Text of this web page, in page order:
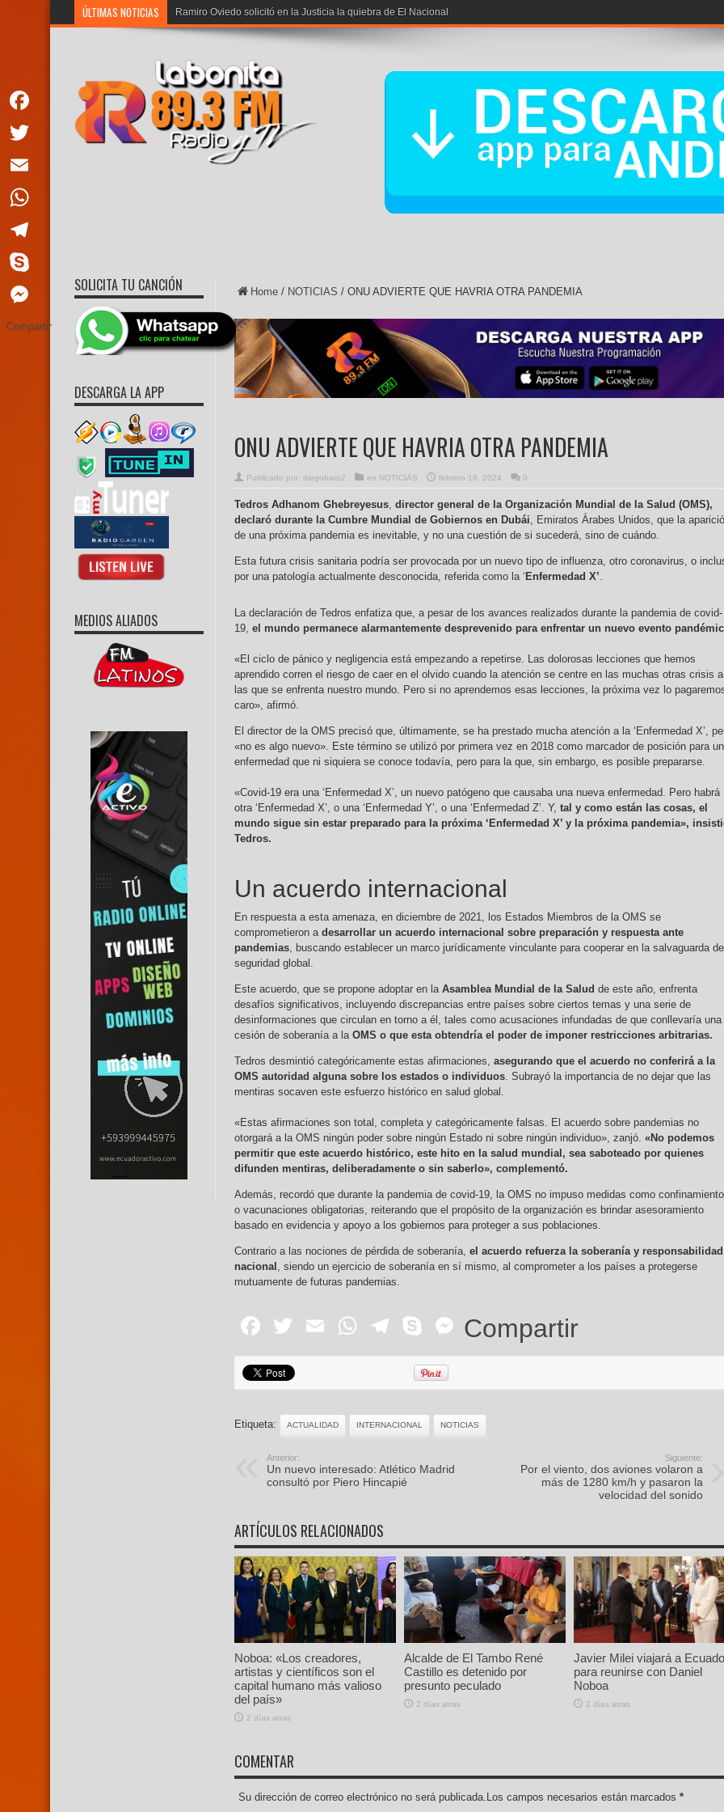
ÚLTIMAS NOTICIAS Ramiro Oviedo solicitó en la Justicia la quiebra de El Nacional
Home / NOTICIAS / ONU ADVIERTE QUE HAVRIA OTRA PANDEMIA
ONU ADVIERTE QUE HAVRIA OTRA PANDEMIA
Publicado por: diegoharo2 en NOTICIAS febrero 16, 2024 0
Tedros Adhanom Ghebreyesus, director general de la Organización Mundial de la Salud (OMS),
declaró durante la Cumbre Mundial de Gobiernos en Dubái, Emiratos Árabes Unidos, que la
de una próxima pandemia es inevitable, y no una cuestión de si sucederá, sino de cuándo.
Esta futura crisis sanitaria podría ser provocada por un nuevo tipo de influenza, otro coronavirus, o
por una patología actualmente desconocida, referida como la ‘ Enfermedad X’.
La declaración de Tedros enfatiza que, a pesar de los avances realizados durante la pandemia de covid-
19, el mundo permanece alarmantemente desprevenido para enfrentar un nuevo evento
«El ciclo de pánico y negligencia está empezando a repetirse. Las dolorosas lecciones que hemos
aprendido corren el riesgo de caer en el olvido cuando la atención se centre en las muchas otras crisis a
las que se enfrenta nuestro mundo. Pero si no aprendemos esas lecciones, la próxima vez lo
caro», afirmó.
El director de la OMS precisó que, últimamente, se ha prestado mucha atención a la ‘Enfermedad X’,
«no es algo nuevo». Este término se utilizó por primera vez en 2018 como marcador de posición para
enfermedad que ni siquiera se conoce todavía, pero para la que, sin embargo, es posible prepararse.
«Covid-19 era una ‘Enfermedad X’, un nuevo patógeno que causaba una nueva enfermedad. Pero habrá
otra ‘Enfermedad X’, o una ‘Enfermedad Y’, o una ‘Enfermedad Z’. Y, tal y como están las cosas, el
mundo sigue sin estar preparado para la próxima ‘Enfermedad X’ y la próxima pandemia»,
Tedros.
Un acuerdo internacional
En respuesta a esta amenaza, en diciembre de 2021, los Estados Miembros de la OMS se
comprometieron a desarrollar un acuerdo internacional sobre preparación y respuesta ante
pandemias, buscando establecer un marco jurídicamente vinculante para cooperar en la salvaguarda
seguridad global.
Este acuerdo, que se propone adoptar en la Asamblea Mundial de la Salud de este año, enfrenta
desafíos significativos, incluyendo discrepancias entre países sobre ciertos temas y una serie de
desinformaciones que circulan en torno a él, tales como acusaciones infundadas de que conllevaría una
cesión de soberanía a laOMS o que esta obtendría el poder de imponer restricciones arbitrarias.
Tedros desmintió categóricamente estas afirmaciones, asegurando que el acuerdo no conferirá a la
OMS autoridad alguna sobre los estados o individuos. Subrayó la importancia de no dejar que las
mentiras socaven este esfuerzo histórico en salud global.
«Estas afirmaciones son total, completa y categóricamente falsas. El acuerdo sobre pandemias no
otorgará a la OMS ningún poder sobre ningún Estado ni sobre ningún individuo», zanjó. «No podemos
permitir que este acuerdo histórico, este hito en la salud mundial, sea saboteado por quienes
difunden mentiras, deliberadamente o sin saberlo», complementó.
Además, recordó que durante la pandemia de covid-19, la OMS no impuso medidas como
o vacunaciones obligatorias, reiterando que el propósito de la organización es brindar asesoramiento
basado en evidencia y apoyo a los gobiernos para proteger a sus poblaciones.
Contrario a las nociones de pérdida de soberanía, el acuerdo refuerza la soberanía y responsabilidad
nacional , siendo un ejercicio de soberanía en sí mismo, al comprometer a los países a protegerse
mutuamente de futuras pandemias.
Facebook
Twitter
EmailWhatsApp
Telegram
SkypeMessenger
Compartir
Etiqueta: ACTUALIDAD INTERNACIONAL NOTICIAS
Anterior:
Un nuevo interesado: Atlético Madrid
consultó por Piero Hincapié
Siguiente:
Por el viento, dos aviones volaron a
más de 1280 km/h y pasaron la
velocidad del sonido
ARTÍCULOS RELACIONADOS
Noboa: «Los creadores,
artistas y científicos son el
capital humano más valioso
del país»
2 días atras
Alcalde de El Tambo René
Castillo es detenido por
presunto peculado
2 días atras
Javier Milei viajará a
para reunirse con Daniel
Noboa
2 días atras
COMENTAR
Su dirección de correo electrónico no será publicada.Los campos necesarios están marcados *
SOLICITA TU CANCIÓN
DESCARGA LA APP
MEDIOS ALIADOS
Facebook
Twitter
Email
WhatsApp
Telegram
Skype
Messenger
Compartir